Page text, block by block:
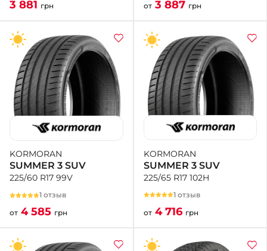
3 881 грн
от 3 887 грн
KORMORAN
SUMMER 3 SUV
225/60 R17 99V
1 отзыв
от 4 585 грн
KORMORAN
SUMMER 3 SUV
225/65 R17 102H
1 отзыв
от 4 716 грн